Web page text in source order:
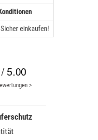
Sicher einkaufen!
/ 5.00
>